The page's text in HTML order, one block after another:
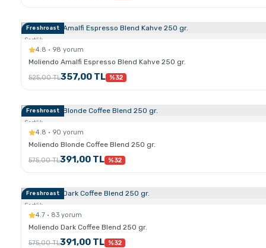
Freshroast
Sertlik:
4.8 · 98 yorum
Moliendo Amalfi Espresso Blend Kahve 250 gr.
525,00 TL357,00 TL %32
Freshroast
Sertlik:
4.8 · 90 yorum
Moliendo Blonde Coffee Blend 250 gr.
575,00 TL391,00 TL %32
Freshroast
Sertlik:
4.7 · 83 yorum
Moliendo Dark Coffee Blend 250 gr.
575,00 TL391,00 TL %32